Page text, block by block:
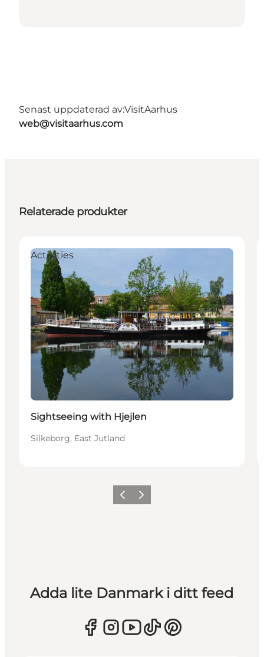
Senast uppdaterad av:VisitAarhus
web@visitaarhus.com
Relaterade produkter
Activities
Sightseeing with Hjejlen
Silkeborg, East Jutland
Föregående
Nästa
Adda lite Danmark i ditt feed